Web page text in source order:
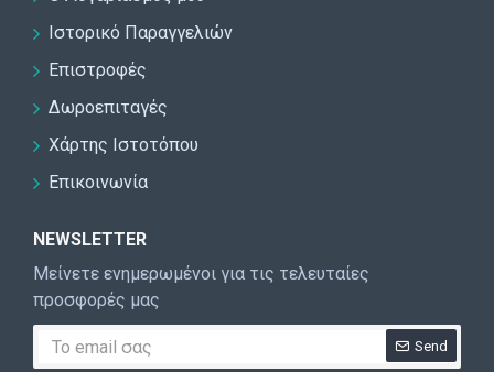
Ιστορικό Παραγγελιών
Επιστροφές
Δωροεπιταγές
Χάρτης Ιστοτόπου
Επικοινωνία
NEWSLETTER
Μείνετε ενημερωμένοι για τις τελευταίες
προσφορές μας
Send